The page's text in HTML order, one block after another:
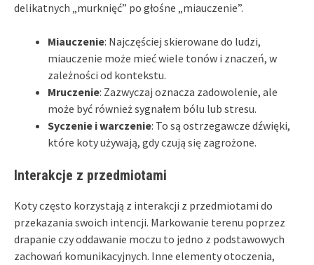
delikatnych „murknięć” po głośne „miauczenie”.
Miauczenie: Najczęściej skierowane do ludzi,
miauczenie może mieć wiele tonów i znaczeń, w
zależności od kontekstu.
Mruczenie: Zazwyczaj oznacza zadowolenie, ale
może być również sygnałem bólu lub stresu.
Syczenie i warczenie: To są ostrzegawcze dźwięki,
które koty używają, gdy czują się zagrożone.
Interakcje z przedmiotami
Koty często korzystają z interakcji z przedmiotami do
przekazania swoich intencji. Markowanie terenu poprzez
drapanie czy oddawanie moczu to jedno z podstawowych
zachowań komunikacyjnych. Inne elementy otoczenia,